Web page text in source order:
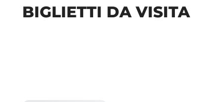
BIGLIETTI DA VISITA